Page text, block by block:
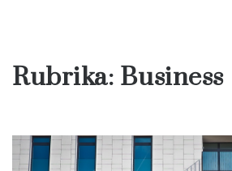
Rubrika: Business